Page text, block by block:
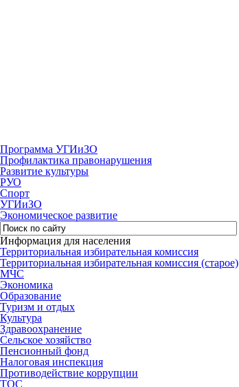
Программа УГИиЗО
Профилактика правонарушения
Развитие культуры
РУО
Спорт
УГИиЗО
Экономическое развитие
Информация для населения
Территориальная избирательная комиссия
Территориальная избирательная комиссия (старое)
МЧС
Экономика
Образование
Туризм и отдых
Культура
Здравоохранение
Сельское хозяйство
Пенсионный фонд
Налоговая инспекция
Противодействие коррупции
ТОС